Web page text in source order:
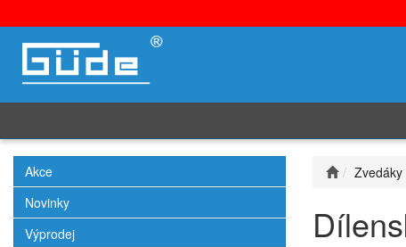
Akce
Novinky
Výprodej
Zvedáky